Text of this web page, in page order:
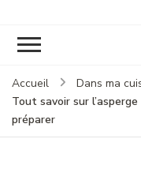
Accueil Dans ma
Tout savoir sur
préparer